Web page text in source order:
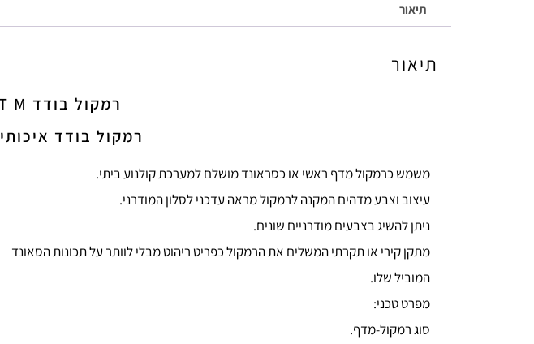
תיאור
תיאור
רמקול בודד ELIPSON PLANET M .
רמקול בודד איכותי ELIPSON PLANET M
משמש כרמקול מדף ראשי או כסראונד מושלם למערכת קולנוע ביתי.
עיצוב וצבע מדהים המקנה לרמקול מראה עדכני לסלון המודרני.
ניתן להשיג בצבעים מודרניים שונים.
מתקן קירי או תקרתי המשלים את הרמקול כפריט ריהוט מבלי לוותר על תכונות הסאונד
המוביל שלו.
מפרט טכני:
סוג רמקול-מדף.